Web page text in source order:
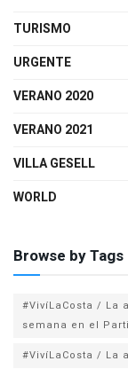
TURISMO
URGENTE
VERANO 2020
VERANO 2021
VILLA GESELL
WORLD
Browse by Tags
#VivíLaCosta / La
semana en el
#VivíLaCosta / La